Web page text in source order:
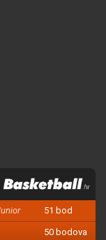
51 bod
50 bodova